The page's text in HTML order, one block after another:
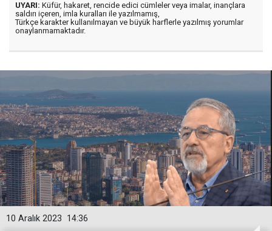
UYARI: Küfür, hakaret, rencide edici cümleler veya imalar, inançlara
saldırı içeren, imla kuralları ile yazılmamış,
Türkçe karakter kullanılmayan ve büyük harflerle yazılmış yorumlar
onaylanmamaktadır.
14:36
10 Aralık 2023